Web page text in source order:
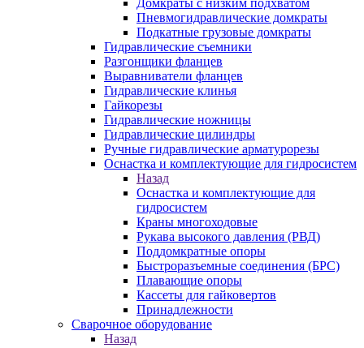
Домкраты с низким подхватом
Пневмогидравлические домкраты
Подкатные грузовые домкраты
Гидравлические съемники
Разгонщики фланцев
Выравниватели фланцев
Гидравлические клинья
Гайкорезы
Гидравлические ножницы
Гидравлические цилиндры
Ручные гидравлические арматурорезы
Оснастка и комплектующие для гидросистем
Назад
Оснастка и комплектующие для
гидросистем
Краны многоходовые
Рукава высокого давления (РВД)
Поддомкратные опоры
Быстроразъемные соединения (БРС)
Плавающие опоры
Кассеты для гайковертов
Принадлежности
Сварочное оборудование
Назад